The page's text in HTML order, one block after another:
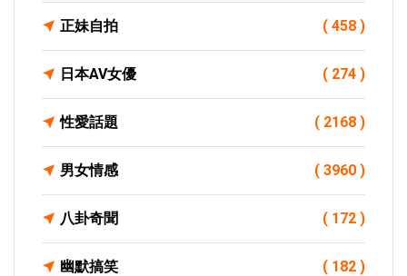
正妹自拍 ( 458 )
日本AV女優 ( 274 )
性愛話題 ( 2168 )
男女情感 ( 3960 )
八卦奇聞 ( 172 )
幽默搞笑 ( 182 )